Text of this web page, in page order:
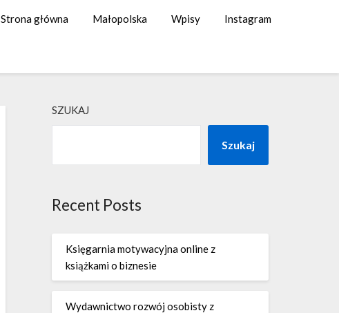
Strona główna Małopolska Wpisy Instagram
SZUKAJ
Szukaj
Recent Posts
Księgarnia motywacyjna online z
książkami o biznesie
Wydawnictwo rozwój osobisty z